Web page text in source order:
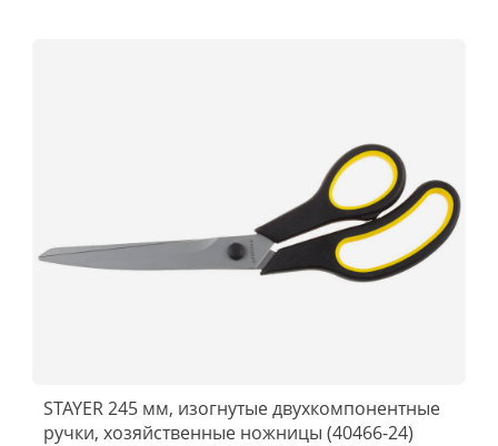
STAYER 245 мм, изогнутые двухкомпонентные
ручки, хозяйственные ножницы (40466-24)